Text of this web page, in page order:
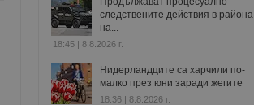
следствените действия в района
на...
18:45 | 8.8.2026 г.
Нидерландците са харчили по-
малко през юни заради жегите
18:36 | 8.8.2026 г.